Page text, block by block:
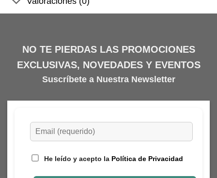
NO TE PIERDAS LAS PROMOCIONES
EXCLUSIVAS, NOVEDADES Y EVENTOS
Suscríbete a Nuestra Newsletter
He leído y acepto la Política de Privacidad